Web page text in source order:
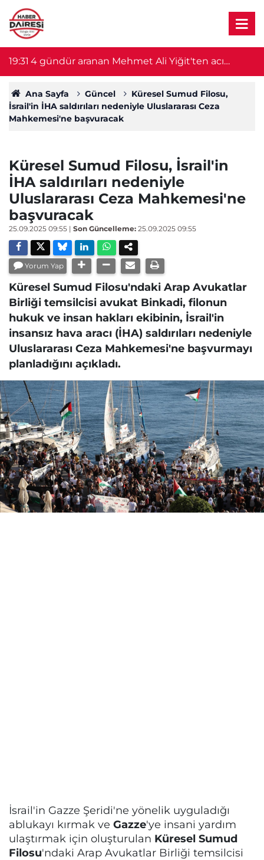
19:31 4 gündür aranan Mehmet Ali Yiğit'ten acı
haber! Cesedi serada bulundu
Ana Sayfa Güncel
Küresel Sumud Filosu,
İsrail'in İHA saldırıları nedeniyle Uluslararası Ceza
Mahkemesi'ne başvuracak
Küresel Sumud Filosu, İsrail'in
İHA saldırıları nedeniyle
Uluslararası Ceza Mahkemesi'ne
başvuracak
25.09.2025 09:55 | Son Güncelleme: 25.09.2025 09:55
Yorum Yap
Küresel Sumud Filosu'ndaki Arap Avukatlar
Birliği temsilcisi avukat Binkadi, filonun
hukuk ve insan hakları ekibinin, İsrail'in
insansız hava aracı (İHA) saldırıları nedeniyle
Uluslararası Ceza Mahkemesi'ne başvurmayı
planladığını açıkladı.
İsrail'in Gazze Şeridi'ne yönelik uyguladığı
ablukayı kırmak ve Gazze'ye insani yardım
ulaştırmak için oluşturulan Küresel Sumud
Filosu'ndaki Arap Avukatlar Birliği temsilcisi